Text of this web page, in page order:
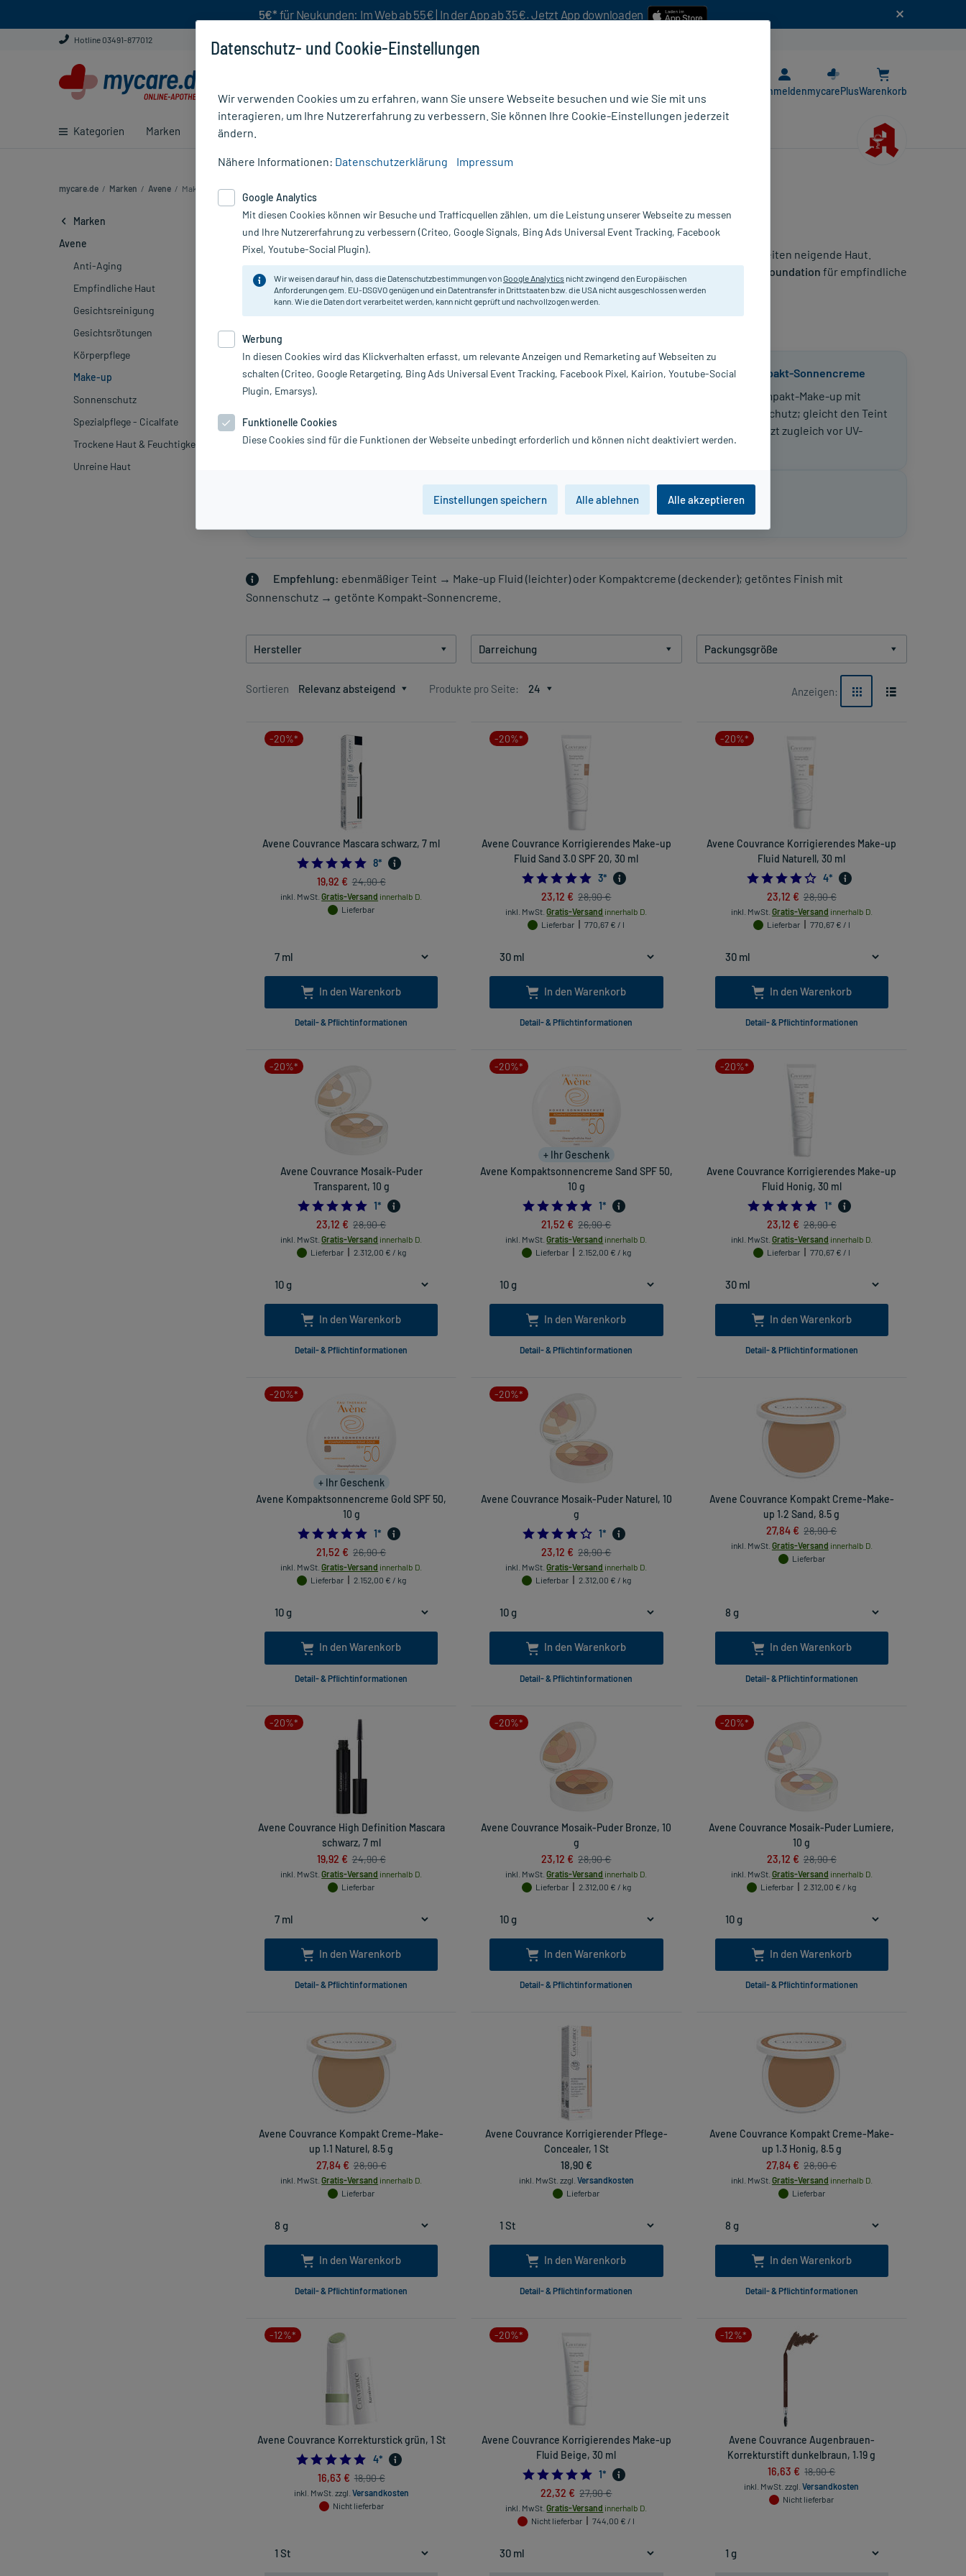
5€* für Neukunden: Im Web ab 55€ | In der App ab 35€. Jetzt App downloaden
Hotline 03491-877012
Kategorien Marken Ratgeber
AnmeldenmycarePlusWarenkorb
mycare.de / Marken / Avene / Make-up (20)
Marken
Avene
Anti-Aging
Empfindliche Haut
Gesichtsreinigung
Gesichtsrötungen
Körperpflege
Make-up
Sonnenschutz
Spezialpflege - Cicalfate
Trockene Haut & Feuchtigkeitspflege
Unreine Haut
Avene Make-up (20)
DieCouvrance-Linievon Avène ist
für empfindliche, zu Rötungen oder Unreinheiten neigende Haut.
Hypoallergen und gut verträglich, kaschiert sie Unregelmäßigkeiten sanft: Von Korrekturstiften bis zur
Foundation für empfindliche
Haut.
Welches Couvrance-Produkt passt?
Couvrance korrigierendes Make-up
Fluid
empfindliche Haut, in mehreren
Nuancen.
Couvrance Kompaktcreme
Getönte Kompakt-Sonnencreme
Getöntes Kompakt-Make-up mit
hohem Lichtschutz; gleicht den Teint
aus und schützt zugleich vor UV-
Strahlung.
Empfehlung: ebenmäßiger Teint → Make-up Fluid (leichter) oder Kompaktcreme (deckender); getöntes Finish mit
Sonnenschutz → getönte Kompakt-Sonnencreme.
Hersteller Darreichung Packungsgröße
Sortieren Relevanz absteigend Produkte pro Seite: 24 Anzeigen:
-20%*
Avene Couvrance Mascara schwarz, 7 ml
5.0
8*
19,92 € 24,90 €
inkl. MwSt. Gratis-Versand innerhalb D.
Lieferbar
In den Warenkorb
Detail- & Pflichtinformationen
-20%*
Avene Couvrance Korrigierendes Make-up
Fluid Sand 3.0 SPF 20, 30 ml
5.0
3*
23,12 € 28,90 €
inkl. MwSt. Gratis-Versand innerhalb D.
Lieferbar
770,67 € / l
In den Warenkorb
Detail- & Pflichtinformationen
-20%*
Avene Couvrance Korrigierendes Make-up
Fluid Naturell, 30 ml
4.0
4*
23,12 € 28,90 €
inkl. MwSt. Gratis-Versand innerhalb D.
Lieferbar
770,67 € / l
In den Warenkorb
Detail- & Pflichtinformationen
-20%*
Avene Couvrance Mosaik-Puder
Transparent, 10 g
5.0
1*
23,12 € 28,90 €
inkl. MwSt. Gratis-Versand innerhalb D.
Lieferbar
2.312,00 € / kg
In den Warenkorb
Detail- & Pflichtinformationen
-20%*
+ Ihr Geschenk
Avene Kompaktsonnencreme Sand SPF 50,
10 g
5.0
1*
21,52 € 26,90 €
inkl. MwSt. Gratis-Versand innerhalb D.
Lieferbar
2.152,00 € / kg
In den Warenkorb
Detail- & Pflichtinformationen
-20%*
Avene Couvrance Korrigierendes Make-up
Fluid Honig, 30 ml
5.0
1*
23,12 € 28,90 €
inkl. MwSt. Gratis-Versand innerhalb D.
Lieferbar
770,67 € / l
In den Warenkorb
Detail- & Pflichtinformationen
-20%*
+ Ihr Geschenk
Avene Kompaktsonnencreme Gold SPF 50,
10 g
5.0
1*
21,52 € 26,90 €
inkl. MwSt. Gratis-Versand innerhalb D.
Lieferbar
2.152,00 € / kg
In den Warenkorb
Detail- & Pflichtinformationen
-20%*
Avene Couvrance Mosaik-Puder Naturel, 10
g
4.0
1*
23,12 € 28,90 €
inkl. MwSt. Gratis-Versand innerhalb D.
Lieferbar
2.312,00 € / kg
In den Warenkorb
Detail- & Pflichtinformationen
Avene Couvrance Kompakt Creme-Make-
up 1.2 Sand, 8.5 g
27,84 € 28,90 €
inkl. MwSt. Gratis-Versand innerhalb D.
Lieferbar
In den Warenkorb
Detail- & Pflichtinformationen
-20%*
Avene Couvrance High Definition Mascara
schwarz, 7 ml
19,92 € 24,90 €
inkl. MwSt. Gratis-Versand innerhalb D.
Lieferbar
In den Warenkorb
Detail- & Pflichtinformationen
-20%*
Avene Couvrance Mosaik-Puder Bronze, 10
g
23,12 € 28,90 €
inkl. MwSt. Gratis-Versand innerhalb D.
Lieferbar
2.312,00 € / kg
In den Warenkorb
Detail- & Pflichtinformationen
-20%*
Avene Couvrance Mosaik-Puder Lumiere,
10 g
23,12 € 28,90 €
inkl. MwSt. Gratis-Versand innerhalb D.
Lieferbar
2.312,00 € / kg
In den Warenkorb
Detail- & Pflichtinformationen
Avene Couvrance Kompakt Creme-Make-
up 1.1 Naturel, 8.5 g
27,84 € 28,90 €
inkl. MwSt. Gratis-Versand innerhalb D.
Lieferbar
In den Warenkorb
Detail- & Pflichtinformationen
Avene Couvrance Korrigierender Pflege-
Concealer, 1 St
18,90 €
inkl. MwSt. zzgl. Versandkosten
Lieferbar
In den Warenkorb
Detail- & Pflichtinformationen
Avene Couvrance Kompakt Creme-Make-
up 1.3 Honig, 8.5 g
27,84 € 28,90 €
inkl. MwSt. Gratis-Versand innerhalb D.
Lieferbar
In den Warenkorb
Detail- & Pflichtinformationen
-12%*
Avene Couvrance Korrekturstick grün, 1 St
5.0
4*
16,63 € 18,90 €
inkl. MwSt. zzgl. Versandkosten
Nicht lieferbar
-20%*
Avene Couvrance Korrigierendes Make-up
Fluid Beige, 30 ml
5.0
1*
22,32 € 27,90 €
inkl. MwSt. Gratis-Versand innerhalb D.
Nicht lieferbar
744,00 € / l
-12%*
Avene Couvrance Augenbrauen-
Korrekturstift dunkelbraun, 1.19 g
16,63 € 18,90 €
inkl. MwSt. zzgl.Versandkosten
Nicht lieferbar
Datenschutz- und Cookie-Einstellungen
Wir verwenden Cookies um zu erfahren, wann Sie unsere Webseite besuchen und wie Sie mit uns
interagieren, um Ihre Nutzererfahrung zu verbessern. Sie können Ihre Cookie-Einstellungen jederzeit
ändern.
Nähere Informationen: Datenschutzerklärung Impressum
Google Analytics
Mit diesen Cookies können wir Besuche und Trafficquellen zählen, um die Leistung unserer Webseite zu messen
und Ihre Nutzererfahrung zu verbessern (Criteo, Google Signals, Bing Ads Universal Event Tracking, Facebook
Pixel, Youtube-Social Plugin).
Wir weisen darauf hin, dass die Datenschutzbestimmungen vonGoogle Analytics nicht zwingend den Europäischen
Anforderungen gem. EU-DSGVO genügen und ein Datentransfer in Drittstaaten bzw. die USA nicht ausgeschlossen werden
kann. Wie die Daten dort verarbeitet werden, kann nicht geprüft und nachvollzogen werden.
Werbung
In diesen Cookies wird das Klickverhalten erfasst, um relevante Anzeigen und Remarketing auf Webseiten zu
schalten (Criteo, Google Retargeting, Bing Ads Universal Event Tracking, Facebook Pixel, Kairion, Youtube-Social
Plugin, Emarsys).
Funktionelle Cookies
Diese Cookies sind für die Funktionen der Webseite unbedingt erforderlich und können nicht deaktiviert werden.
Einstellungen speichern Alle ablehnen Alle akzeptieren